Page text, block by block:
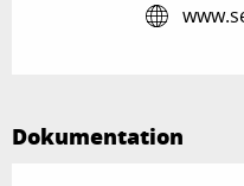
Dokumentation